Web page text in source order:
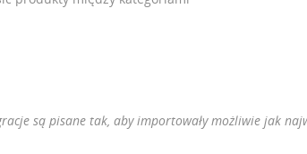
są pisane tak, aby importowały możliwie jak